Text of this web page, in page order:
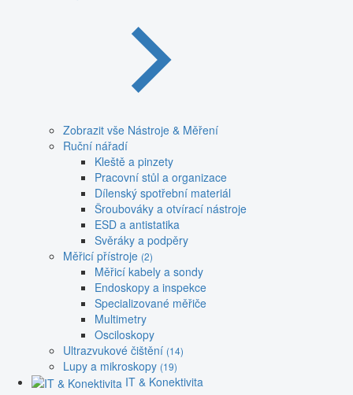
Zobrazit vše Nástroje & Měření
Ruční nářadí
Kleště a pinzety
Pracovní stůl a organizace
Dílenský spotřební materiál
Šroubováky a otvírací nástroje
ESD a antistatika
Svěráky a podpěry
Měřicí přístroje (2)
Měřicí kabely a sondy
Endoskopy a inspekce
Specializované měřiče
Multimetry
Osciloskopy
Ultrazvukové čištění (14)
Lupy a mikroskopy (19)
IT & Konektivita